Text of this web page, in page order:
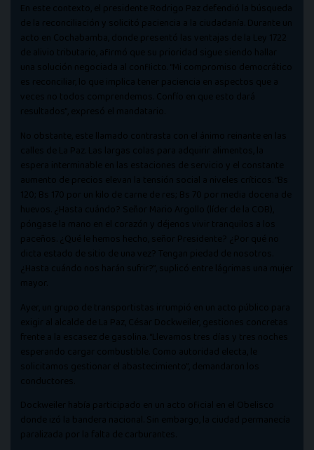
En este contexto, el presidente Rodrigo Paz defendió la búsqueda
de la reconciliación y solicitó paciencia a la ciudadanía. Durante un
acto en Cochabamba, donde presentó las ventajas de la Ley 1722
de alivio tributario, afirmó que su prioridad sigue siendo hallar
una solución negociada al conflicto. “Mi compromiso democrático
es reconciliar, lo que implica tener paciencia en aspectos que a
veces no todos comprendemos. Confío en que esto dará
resultados”, expresó el mandatario.
No obstante, este llamado contrasta con el ánimo reinante en las
calles de La Paz. Las largas colas para adquirir alimentos, la
espera interminable en las estaciones de servicio y el constante
aumento de precios elevan la tensión social a niveles críticos. “Bs
120; Bs 170 por un kilo de carne de res; Bs 70 por media docena de
huevos. ¿Hasta cuándo? Señor Mario Argollo (líder de la COB),
póngase la mano en el corazón y déjenos vivir tranquilos a los
paceños. ¿Qué le hemos hecho, señor Presidente? ¿Por qué no
dicta estado de sitio de una vez? Tengan piedad de nosotros.
¿Hasta cuándo nos harán sufrir?”, suplicó entre lágrimas una mujer
mayor.
Ayer, un grupo de transportistas irrumpió en un acto público para
exigir al alcalde de La Paz, César Dockweiler, gestiones concretas
frente a la escasez de gasolina. “Llevamos tres días y tres noches
esperando cargar combustible. Como autoridad electa, le
solicitamos gestionar el abastecimiento”, demandaron los
conductores.
Dockweiler había participado en un acto oficial en el Obelisco
donde izó la bandera nacional. Sin embargo, la ciudad permanecía
paralizada por la falta de carburantes.